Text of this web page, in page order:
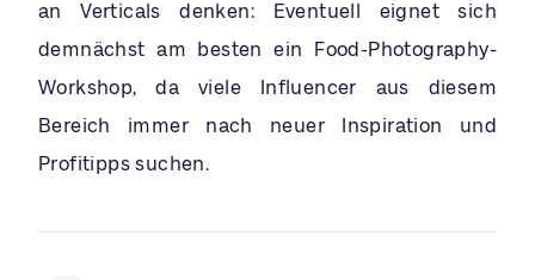
an Verticals denken: Eventuell eignet sich
demnächst am besten ein Food-Photography-
Workshop, da viele Influencer aus diesem
Bereich immer nach neuer Inspiration und
Profitipps suchen.